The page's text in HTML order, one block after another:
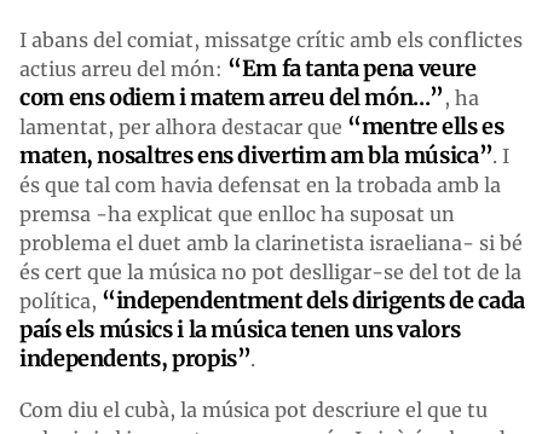
I abans del comiat, missatge crític amb els conflictes
actius arreu del món: “Em fa tanta pena veure
com ens odiem i matem arreu del món...”, ha
lamentat, per alhora destacar que “mentre ells es
maten, nosaltres ens divertim am bla música”. I
és que tal com havia defensat en la trobada amb la
premsa -ha explicat que enlloc ha suposat un
problema el duet amb la clarinetista israeliana- si bé
és cert que la música no pot deslligar-se del tot de la
política, “independentment dels dirigents de cada
país els músics i la música tenen uns valors
independents, propis”.
Com diu el cubà, la música pot descriure el que tu